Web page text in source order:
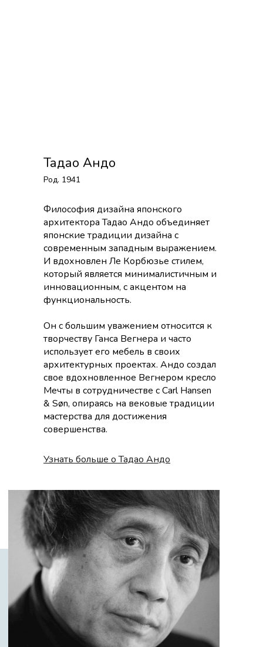
Тадао Андо
Философия дизайна японского
архитектора Тадао Андо объединяет
японские традиции дизайна с
современным западным выражением.
И вдохновлен Ле Корбюзье стилем,
который является минималистичным и
инновационным, с акцентом на
функциональность.
Он с большим уважением относится к
творчеству Ганса Вегнера и часто
использует его мебель в своих
архитектурных проектах. Андо создал
свое вдохновленное Вегнером кресло
Мечты в сотрудничестве с Carl Hansen
& Søn, опираясь на вековые традиции
мастерства для достижения
совершенства.
Узнать больше о Тадао Андо
Род. 1941